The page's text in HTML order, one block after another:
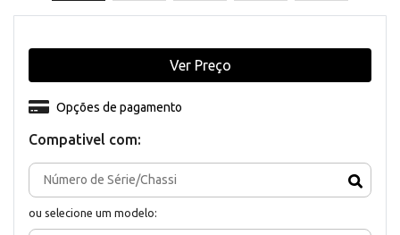
Compativel com:
ou selecione um modelo:
Opções de pagamento
Ver Preço